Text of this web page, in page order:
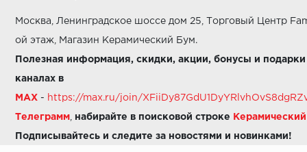
Москва, Ленинградское шоссе дом 25, Торговый Центр
ой этаж, Магазин Керамический Бум.
Полезная информация, скидки, акции, бонусы и
каналах в
MAX - https://max.ru/join/
Телеграмм набирайте в поисковой строке Керамический
Подписывайтесь и следите за новостями и новинками!